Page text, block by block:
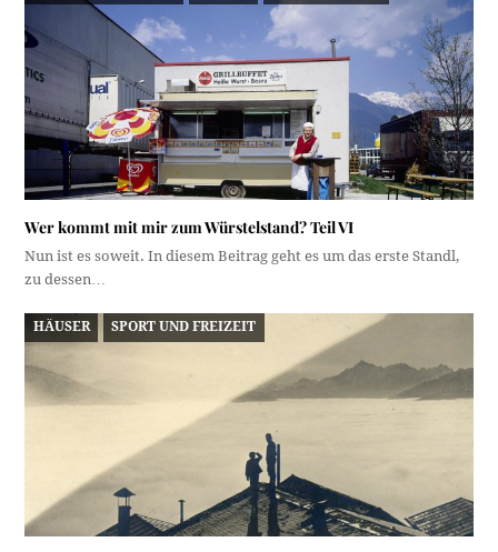
Wer kommt mit mir zum Würstelstand? Teil VI
Nun ist es soweit. In diesem Beitrag geht es um das erste Standl,
zu dessen…
HÄUSER SPORT UND FREIZEIT